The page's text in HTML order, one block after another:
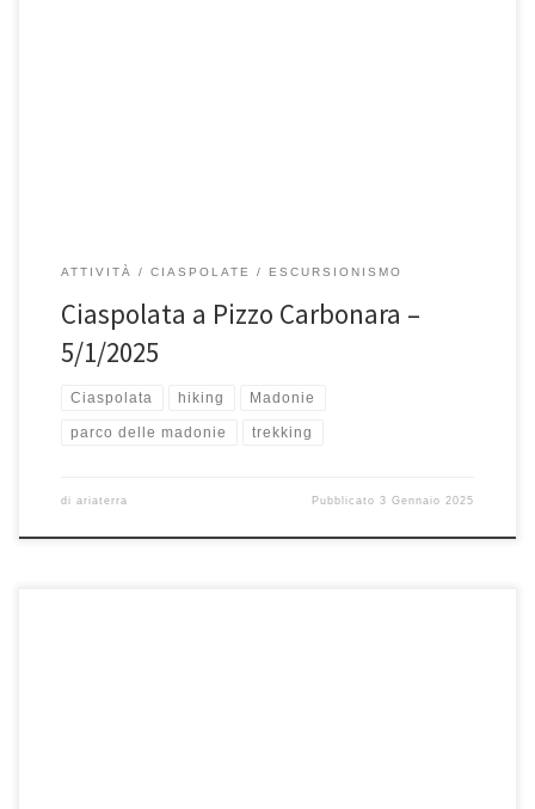
ATTIVITÀ CIASPOLATE ESCURSIONISMO
Ciaspolata a Pizzo Carbonara –
5/1/2025
Ciaspolata hiking Madonie
parco delle madonie trekking
di ariaterra Pubblicato3 Gennaio 2025